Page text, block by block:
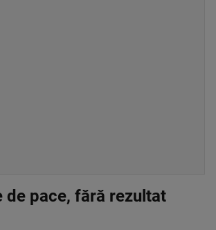
de pace, fără rezultat